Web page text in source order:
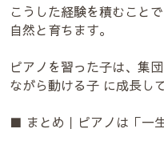
こうした経験を積むこと
自然と育ちます。
ピアノを習った子は、集
ながら動ける子 に成長し
■ まとめ｜ピアノは「一